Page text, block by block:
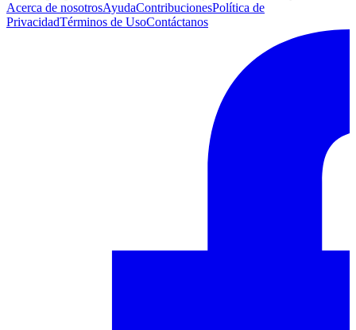
Acerca de nosotrosAyudaContribucionesPolítica de
PrivacidadTérminos de UsoContáctanos